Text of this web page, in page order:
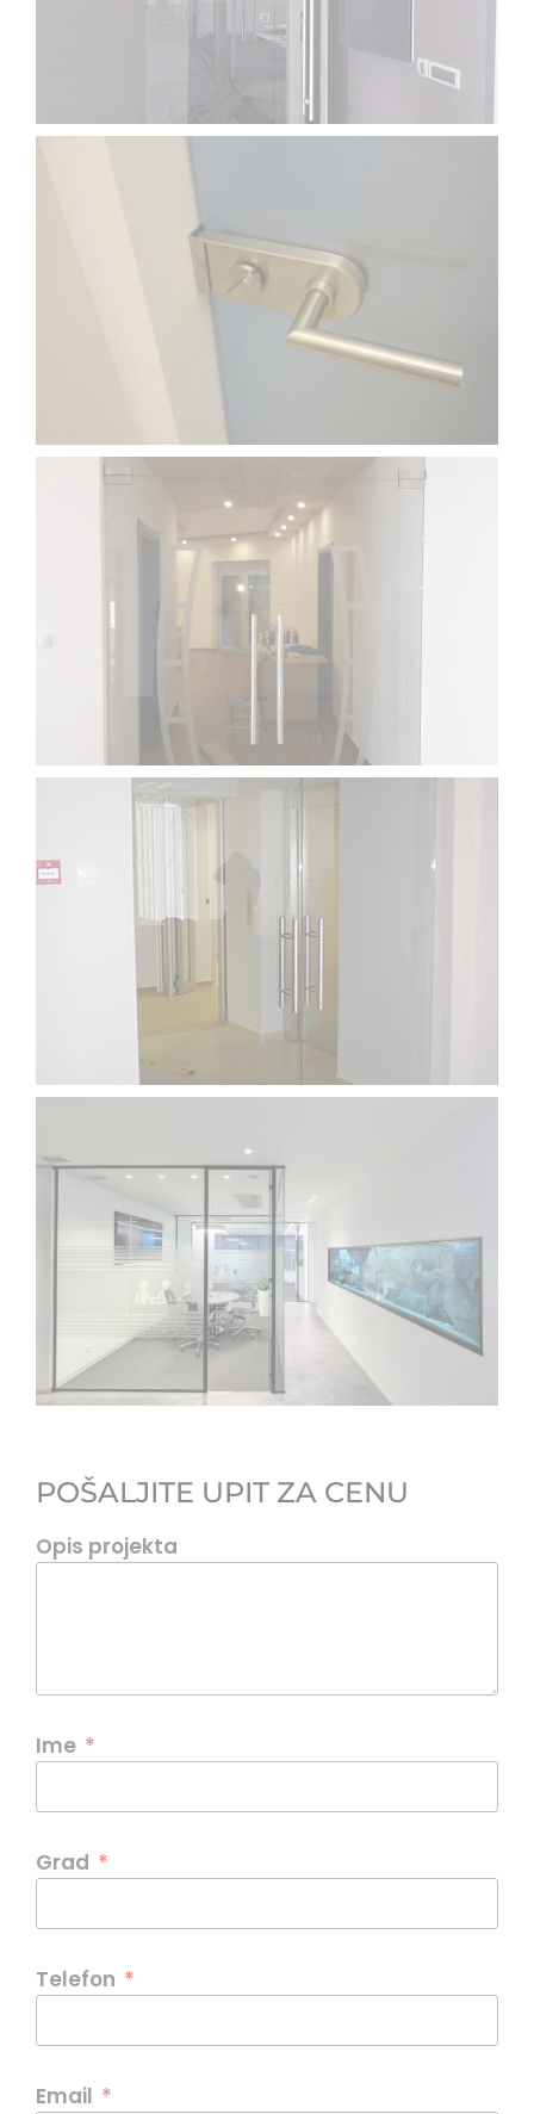
POŠALJITE UPIT ZA CENU
Opis projekta
Ime
Grad
Telefon
Email